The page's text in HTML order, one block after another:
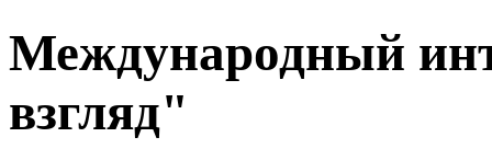
Международный
взгляд"